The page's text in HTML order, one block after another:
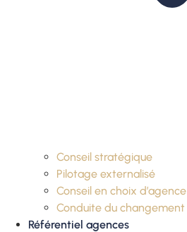
Conseil stratégique
Pilotage externalisé
Conseil en choix d’agence
Conduite du changement
Référentiel agences